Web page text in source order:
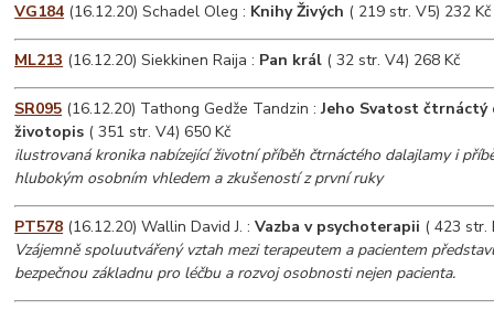
VG184 (16.12.20) Schadel Oleg : Knihy Živých ( 219 str. V5) 232 Kč
ML213 (16.12.20) Siekkinen Raija : Pan král ( 32 str. V4) 268 Kč
SR095 (16.12.20) Tathong Gedže Tandzin :Jeho Svatost čtrnáctý
životopis ( 351 str. V4) 650 Kč
ilustrovaná kronika nabízející životní příběh čtrnáctého dalajlamy i
hlubokým osobním vhledem a zkušeností z první ruky
PT578 (16.12.20) Wallin David J. :Vazba v psychoterapii ( 423 str.
Vzájemně spoluutvářený vztah mezi terapeutem a pacientem
bezpečnou základnu pro léčbu a rozvoj osobnosti nejen pacienta.